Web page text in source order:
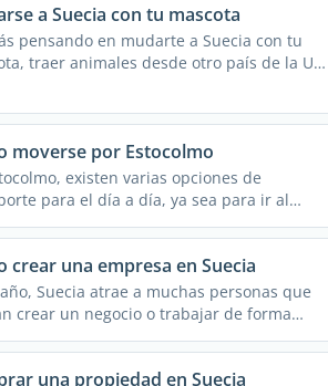
a Suecia con tu mascota
pensando en mudarte a Suecia con tu
traer animales desde otro país de la UE
moverse por Estocolmo
existen varias opciones de
para el día a día, ya sea para ir al
o ...
crear una empresa en Suecia
Suecia atrae a muchas personas que
crear un negocio o trabajar de forma
El ...
una propiedad en Suecia